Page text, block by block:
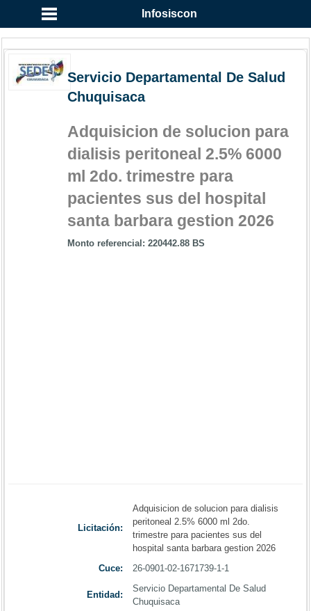
Infosiscon
Servicio Departamental De Salud
Chuquisaca
Adquisicion de solucion para
dialisis peritoneal 2.5% 6000
ml 2do. trimestre para
pacientes sus del hospital
santa barbara gestion 2026
Monto referencial: 220442.88 BS
Licitación:
Adquisicion de solucion para dialisis
peritoneal 2.5% 6000 ml 2do.
trimestre para pacientes sus del
hospital santa barbara gestion 2026
Cuce:
26-0901-02-1671739-1-1
Entidad:
Servicio Departamental De Salud
Chuquisaca